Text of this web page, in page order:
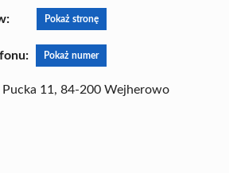
Pokaż stronę
Pokaż numer
Pucka 11, 84-200 Wejherowo